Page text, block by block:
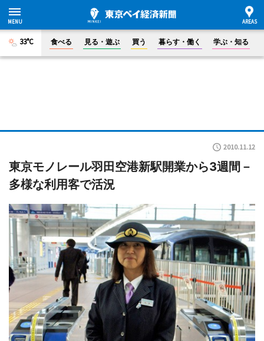
33°C 食べる 見る・遊ぶ 買う 暮らす・働く 学ぶ・知る
2010.11.12
東京モノレール羽田空港新駅開業から3週間－
多様な利用客で活況